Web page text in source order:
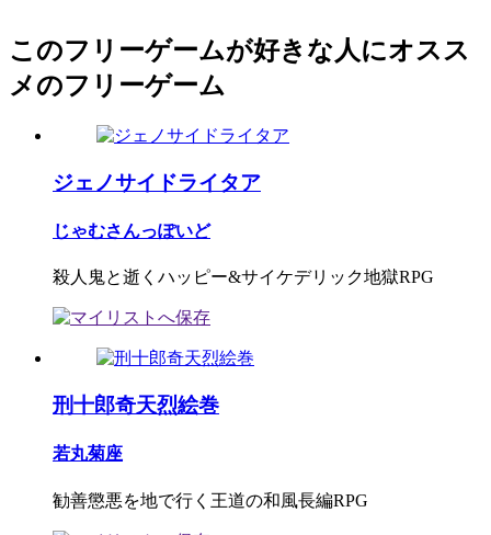
このフリーゲームが好きな人にオスス
メのフリーゲーム
ジェノサイドライタア
じゃむさんっぽいど
殺人鬼と逝くハッピー&サイケデリック地獄RPG
刑十郎奇天烈絵巻
若丸菊座
勧善懲悪を地で行く王道の和風長編RPG